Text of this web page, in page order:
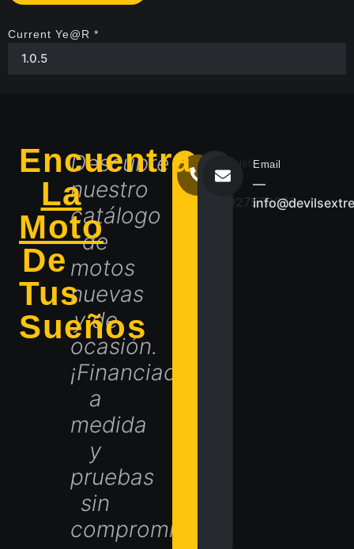
Current Ye@r *
Encuentra
La
Moto
De
Tus
Sueños
Descubre
nuestro
catálogo
de
motos
nuevas
y de
ocasión.
¡Financiación
a
medida
y
pruebas
sin
compromiso!
Teléfono
―
927578659
Email
―